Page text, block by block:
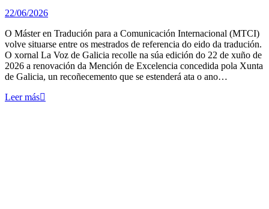
22/06/2026
O Máster en Tradución para a Comunicación Internacional (MTCI)
volve situarse entre os mestrados de referencia do eido da tradución.
O xornal La Voz de Galicia recolle na súa edición do 22 de xuño de
2026 a renovación da Mención de Excelencia concedida pola Xunta
de Galicia, un recoñecemento que se estenderá ata o ano…
Leer más